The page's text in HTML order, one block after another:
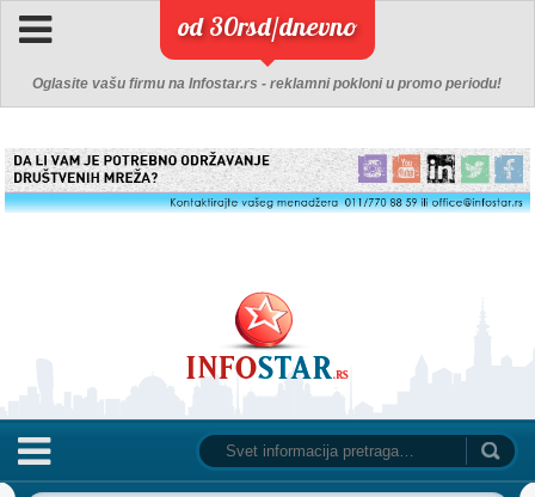
od 30rsd/dnevno
Oglasite vašu firmu na Infostar.rs - reklamni pokloni u promo periodu!